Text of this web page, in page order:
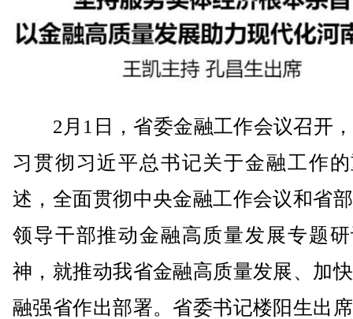
2月1日，省委金融工作会议召开
习贯彻习近平总书记关于金融工作
述，全面贯彻中央金融工作会议和省
领导干部推动金融高质量发展专题
神，就推动我省金融高质量发展、加
融强省作出部署。省委书记楼阳生出